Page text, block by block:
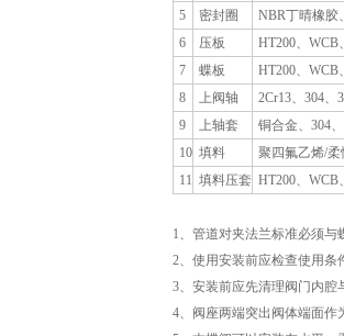
5
密封圈
NBR丁晴橡胶
6
压板
HT200、WCB
7
蝶板
HT200、WCB
8
上阀轴
2Cr13、304、
9
上轴套
铜合金、304
10 填料
聚四氟乙烯/柔
11 填料压套 HT200、WCB
1、管道对夹法兰标准必须
2、使用安装前应检查使用条
3、安装前应先清理阀门内腔
4、阀座两端突出阀体端面作